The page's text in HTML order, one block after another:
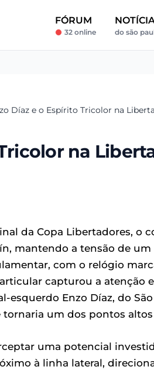
FÓRUM
32 online do são
Díaz e o Espírito Tricolor na
na
da Copa Libertadores, o
mantendo a tensão de
com o relógio
capturou a atenção
esquerdo Enzo Díaz, do
um dos pontos
uma potencial
à linha lateral,